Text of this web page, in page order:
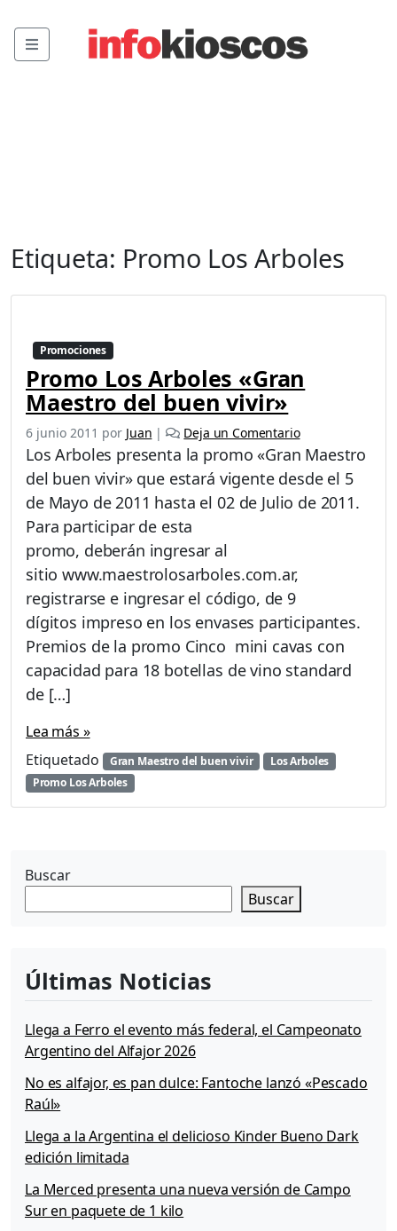
Menu
Etiqueta: Promo Los Arboles
Promociones
Promo Los Arboles «Gran
Maestro del buen vivir»
6 junio 2011 por Juan | Deja un Comentario
Los Arboles presenta la promo «Gran Maestro
del buen vivir» que estará vigente desde el 5
de Mayo de 2011 hasta el 02 de Julio de 2011.
Para participar de esta
promo, deberán ingresar al
sitio www.maestrolosarboles.com.ar,
registrarse e ingresar el código, de 9
dígitos impreso en los envases participantes.
Premios de la promo Cinco mini cavas con
capacidad para 18 botellas de vino standard
de […]
Lea más »
Etiquetado
Gran Maestro del buen vivir
Los Arboles
Promo Los Arboles
Buscar
Buscar
Últimas Noticias
Llega a Ferro el evento más federal, el Campeonato
Argentino del Alfajor 2026
No es alfajor, es pan dulce: Fantoche lanzó «Pescado
Raúl»
Llega a la Argentina el delicioso Kinder Bueno Dark
edición limitada
La Merced presenta una nueva versión de Campo
Sur en paquete de 1 kilo